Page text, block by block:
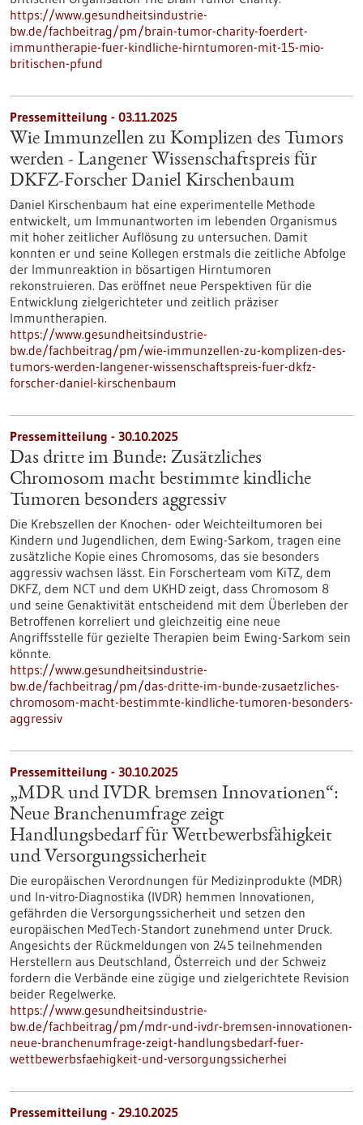
https://www.gesundheitsindustrie-
bw.de/fachbeitrag/pm/brain-tumor-charity-foerdert-
immuntherapie-fuer-kindliche-hirntumoren-mit-15-mio-
britischen-pfund
Pressemitteilung - 03.11.2025
Wie Immunzellen zu Komplizen des Tumors
werden - Langener Wissenschaftspreis für
DKFZ-Forscher Daniel Kirschenbaum
Daniel Kirschenbaum hat eine experimentelle Methode
entwickelt, um Immunantworten im lebenden Organismus
mit hoher zeitlicher Auflösung zu untersuchen. Damit
konnten er und seine Kollegen erstmals die zeitliche Abfolge
der Immunreaktion in bösartigen Hirntumoren
rekonstruieren. Das eröffnet neue Perspektiven für die
Entwicklung zielgerichteter und zeitlich präziser
Immuntherapien.
https://www.gesundheitsindustrie-
bw.de/fachbeitrag/pm/wie-immunzellen-zu-komplizen-des-
tumors-werden-langener-wissenschaftspreis-fuer-dkfz-
forscher-daniel-kirschenbaum
Pressemitteilung - 30.10.2025
Das dritte im Bunde: Zusätzliches
Chromosom macht bestimmte kindliche
Tumoren besonders aggressiv
Die Krebszellen der Knochen- oder Weichteiltumoren bei
Kindern und Jugendlichen, dem Ewing-Sarkom, tragen eine
zusätzliche Kopie eines Chromosoms, das sie besonders
aggressiv wachsen lässt. Ein Forscherteam vom KiTZ, dem
DKFZ, dem NCT und dem UKHD zeigt, dass Chromosom 8
und seine Genaktivität entscheidend mit dem Überleben der
Betroffenen korreliert und gleichzeitig eine neue
Angriffsstelle für gezielte Therapien beim Ewing-Sarkom sein
könnte.
https://www.gesundheitsindustrie-
bw.de/fachbeitrag/pm/das-dritte-im-bunde-zusaetzliches-
chromosom-macht-bestimmte-kindliche-tumoren-besonders-
aggressiv
Pressemitteilung - 30.10.2025
„MDR und IVDR bremsen Innovationen“:
Neue Branchenumfrage zeigt
Handlungsbedarf für Wettbewerbsfähigkeit
und Versorgungssicherheit
Die europäischen Verordnungen für Medizinprodukte (MDR)
und In-vitro-Diagnostika (IVDR) hemmen Innovationen,
gefährden die Versorgungssicherheit und setzen den
europäischen MedTech-Standort zunehmend unter Druck.
Angesichts der Rückmeldungen von 245 teilnehmenden
Herstellern aus Deutschland, Österreich und der Schweiz
fordern die Verbände eine zügige und zielgerichtete Revision
beider Regelwerke.
https://www.gesundheitsindustrie-
bw.de/fachbeitrag/pm/mdr-und-ivdr-bremsen-innovationen-
neue-branchenumfrage-zeigt-handlungsbedarf-fuer-
wettbewerbsfaehigkeit-und-versorgungssicherhei
Pressemitteilung - 29.10.2025